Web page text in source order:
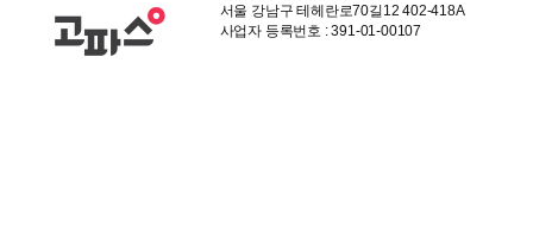
서울 강남구 테헤란로70길12 402-418A
사업자 등록번호 : 391-01-00107